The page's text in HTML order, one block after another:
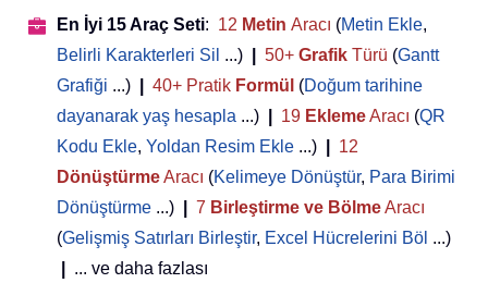
En İyi 15 Araç Seti: 12 Metin Aracı (Metin Ekle,
Belirli Karakterleri Sil ...) 50+ Grafik Türü (Gantt
Grafiği ...) 40+ Pratik Formül (Doğum tarihine
dayanarak yaş hesapla ...) 19 EklemeAracı (QR
Kodu Ekle, Yoldan Resim Ekle ...)
12
DönüştürmeAracı (Kelimeye Dönüştür, Para Birimi
Dönüştürme ...) 7 Birleştirme ve BölmeAracı
(Gelişmiş Satırları Birleştir, Excel Hücrelerini Böl ...)
... ve daha fazlası